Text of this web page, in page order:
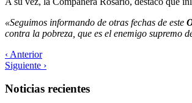
«Seguimos informando de otras fechas de este
contra la pobreza, que es el enemigo supremo
‹ Anterior
Siguiente ›
Noticias recientes